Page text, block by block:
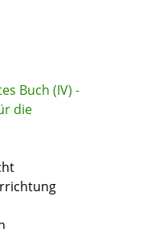
Buch (IV) -
die